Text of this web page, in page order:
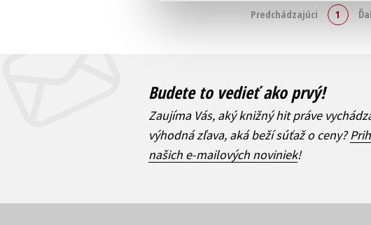
Predchádzajúci 1
Budete to vedieť ako prvý!
Zaujíma Vás, aký knižný hit práve
výhodná zľava, aká beží súťaž o ceny?
našich e-mailových noviniek!